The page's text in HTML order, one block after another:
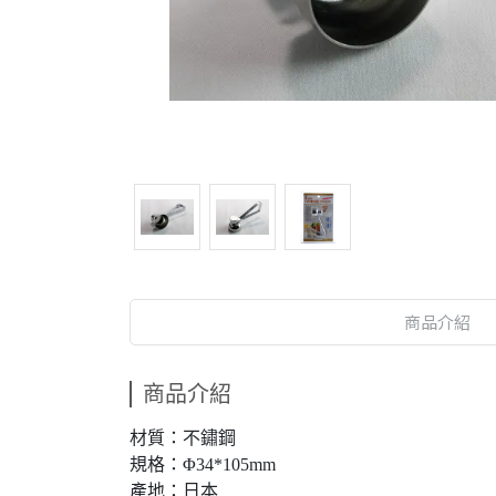
商品介紹
商品介紹
材質：不鏽鋼
規格：Φ34*105mm
產地：日本